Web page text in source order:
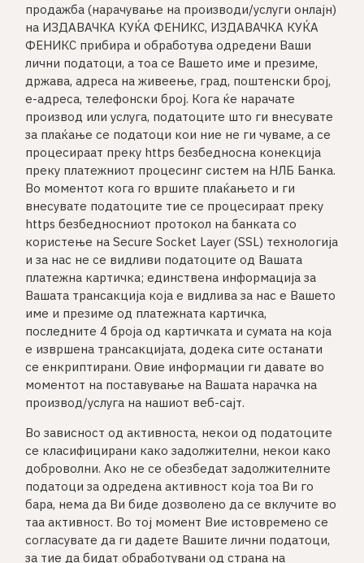
продажба (нарачување на производи/услуги онлајн)
на ИЗДАВАЧКА КУЌА ФЕНИКС, ИЗДАВАЧКА КУЌА
ФЕНИКС прибира и обработува одредени Ваши
лични податоци, а тоа се Вашето име и презиме,
држава, адреса на живеење, град, поштенски број,
e-адреса, телефонски број. Кога ќе нарачате
производ или услуга, податоците што ги внесувате
за плаќање се податоци кои ние не ги чуваме, а се
процесираат преку https безбедносна конекција
преку платежниот процесинг систем на НЛБ Банка.
Во моментот кога го вршите плаќањето и ги
внесувате податоците тие се процесираат преку
https безбедносниот протокол на банката со
користење на Secure Socket Layer (SSL) технологија
и за нас не се видливи податоците од Вашата
платежна картичка; единствена информација за
Вашата трансакција која е видлива за нас е Вашето
име и презиме од платежната картичка,
последните 4 броја од картичката и сумата на која
е извршена трансакцијата, додека сите останати
се енкриптирани. Овие информации ги давате во
моментот на поставување на Вашата нарачка на
производ/услуга на нашиот веб-сајт.
Во зависност од активноста, некои од податоците
се класифицирани како задолжителни, некои како
доброволни. Ако не се обезбедат задолжителните
податоци за одредена активност која тоа Ви го
бара, нема да Ви биде дозволено да се вклучите во
таа активност. Во тој момент Вие истовремено се
согласувате да ги дадете Вашите лични податоци,
за тие да бидат обработувани од страна на